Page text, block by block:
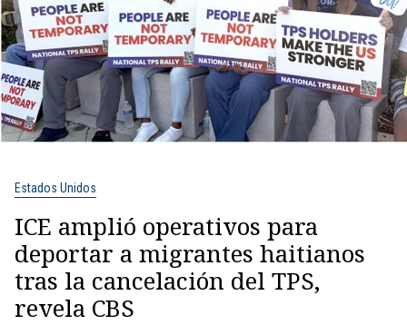
Estados Unidos
ICE amplió operativos para
deportar a migrantes haitianos
tras la cancelación del TPS,
revela CBS